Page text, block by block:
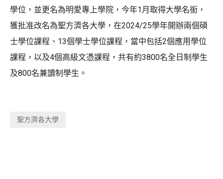
學位，並更名為明愛專上學院，今年1月取得大學名銜，
獲批准改名為聖方濟各大學，在2024/25學年開辦兩個碩
士學位課程、13個學士學位課程，當中包括2個應用學位
課程，以及4個高級文憑課程，共有約3800名全日制學生
及800名兼讀制學生。
聖方濟各大學